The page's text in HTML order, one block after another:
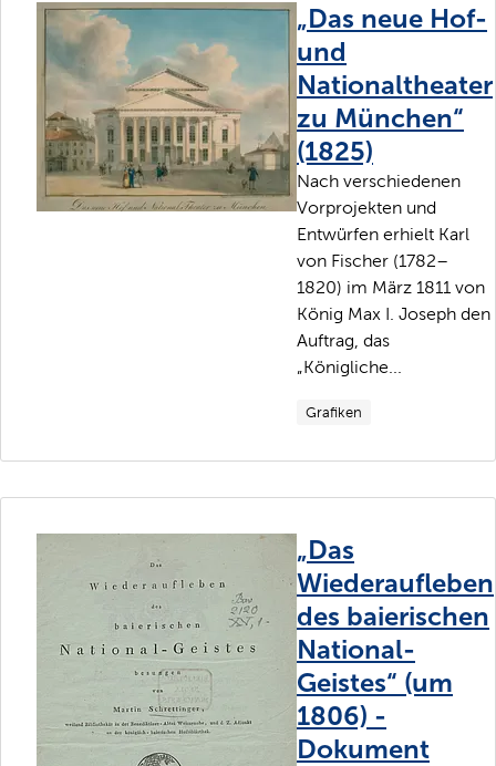
„Das neue Hof-
und
Nationaltheater
zu München“
(1825)
Nach verschiedenen
Vorprojekten und
Entwürfen erhielt Karl
von Fischer (1782–
1820) im März 1811 von
König Max I. Joseph den
Auftrag, das
„Königliche...
Grafiken
„Das
Wiederaufleben
des baierischen
National-
Geistes“ (um
1806) -
Dokument